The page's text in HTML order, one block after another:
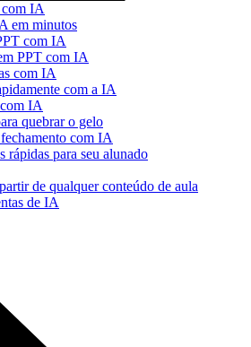
com IA
em minutos
com IA
PPT com IA
com IA
com a IA
IA
quebrar o gelo
com IA
rápidas para seu alunado
de qualquer conteúdo de aula
de IA